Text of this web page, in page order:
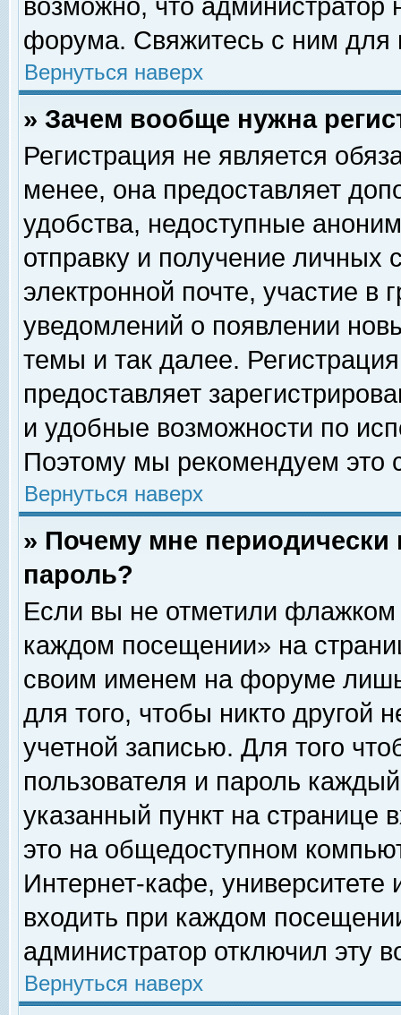
возможно, что
форума. Свяжитесь с ним для
Вернуться наверх
» Зачем вообще нужна
Регистрация не является
менее, она предоставляет
удобства, недоступные
отправку и получение личных
электронной почте, участие в
уведомлений о появлении
темы и так далее.
предоставляет
и удобные возможности по
Поэтому мы рекомендуем это
Вернуться наверх
» Почему мне
пароль?
Если вы не отметили флажком
каждом посещении» на
своим именем на форуме
для того, чтобы никто другой
учетной записью. Для того
пользователя и пароль
указанный пункт на
это на общедоступном
Интернет-кафе, университете
входить при каждом
администратор отключил эту
Вернуться наверх